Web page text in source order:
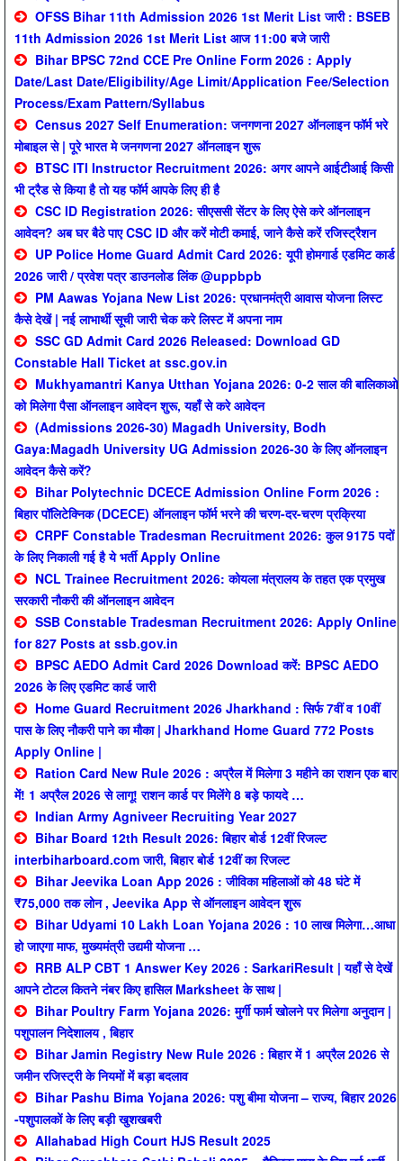
OFSS Bihar 11th Admission 2026 1st Merit List जारी : BSEB
11th Admission 2026 1st Merit List आज 11:00 बजे जारी
Bihar BPSC 72nd CCE Pre Online Form 2026 : Apply
Date/Last Date/Eligibility/Age Limit/Application Fee/Selection
Process/Exam Pattern/Syllabus
Census 2027 Self Enumeration: जनगणना 2027 ऑनलाइन फॉर्म भरे
मोबाइल से | पूरे भारत मे जनगणना 2027 ऑनलाइन शुरू
BTSC ITI Instructor Recruitment 2026: अगर आपने आईटीआई किसी
भी ट्रैड से किया है तो यह फॉर्म आपके लिए ही है
CSC ID Registration 2026: सीएससी सेंटर के लिए ऐसे करे ऑनलाइन
आवेदन? अब घर बैठे पाए CSC ID और करें मोटी कमाई, जाने कैसे करें रजिस्ट्रैशन
UP Police Home Guard Admit Card 2026: यूपी होमगार्ड एडमिट कार्ड
2026 जारी / प्रवेश पत्र डाउनलोड लिंक @uppbpb
PM Aawas Yojana New List 2026: प्रधानमंत्री आवास योजना लिस्ट
कैसे देखें | नई लाभार्थी सूची जारी चेक करे लिस्ट में अपना नाम
SSC GD Admit Card 2026 Released: Download GD
Constable Hall Ticket at ssc.gov.in
Mukhyamantri Kanya Utthan Yojana 2026: 0-2 साल की बालिकाओ
को मिलेगा पैसा ऑनलाइन आवेदन शुरू, यहाँ से करे आवेदन
(Admissions 2026-30) Magadh University, Bodh
Gaya:Magadh University UG Admission 2026-30 के लिए ऑनलाइन
आवेदन कैसे करें?
Bihar Polytechnic DCECE Admission Online Form 2026 :
बिहार पॉलिटेक्निक (DCECE) ऑनलाइन फॉर्म भरने की चरण-दर-चरण प्रक्रिया
CRPF Constable Tradesman Recruitment 2026: कुल 9175 पदों
के लिए निकाली गई है ये भर्ती Apply Online
NCL Trainee Recruitment 2026: कोयला मंत्रालय के तहत एक प्रमुख
सरकारी नौकरी की ऑनलाइन आवेदन
SSB Constable Tradesman Recruitment 2026: Apply Online
for 827 Posts at ssb.gov.in
BPSC AEDO Admit Card 2026 Download करें: BPSC AEDO
2026 के लिए एडमिट कार्ड जारी
Home Guard Recruitment 2026 Jharkhand : सिर्फ 7वीं व 10वीं
पास के लिए नौकरी पाने का मौका | Jharkhand Home Guard 772 Posts
Apply Online |
Ration Card New Rule 2026 : अप्रैल में मिलेगा 3 महीने का राशन एक बार
में! 1 अप्रैल 2026 से लागू! राशन कार्ड पर मिलेंगे 8 बड़े फायदे …
Indian Army Agniveer Recruiting Year 2027
Bihar Board 12th Result 2026: बिहार बोर्ड 12वीं रिजल्ट
interbiharboard.com जारी, बिहार बोर्ड 12वीं का रिजल्ट
Bihar Jeevika Loan App 2026 : जीविका महिलाओं को 48 घंटे में
₹75,000 तक लोन , Jeevika App से ऑनलाइन आवेदन शुरू
Bihar Udyami 10 Lakh Loan Yojana 2026 : 10 लाख मिलेगा…आधा
हो जाएगा माफ, मुख्यमंत्री उद्यमी योजना …
RRB ALP CBT 1 Answer Key 2026 : SarkariResult | यहाँ से देखें
आपने टोटल कितने नंबर किए हासिल Marksheet के साथ |
Bihar Poultry Farm Yojana 2026: मुर्गी फार्म खोलने पर मिलेगा अनुदान |
पशुपालन निदेशालय , बिहार
Bihar Jamin Registry New Rule 2026 : बिहार में 1 अप्रैल 2026 से
जमीन रजिस्ट्री के नियमों में बड़ा बदलाव
Bihar Pashu Bima Yojana 2026: पशु बीमा योजना – राज्य, बिहार 2026
-पशुपालकों के लिए बड़ी खुशखबरी
Allahabad High Court HJS Result 2025